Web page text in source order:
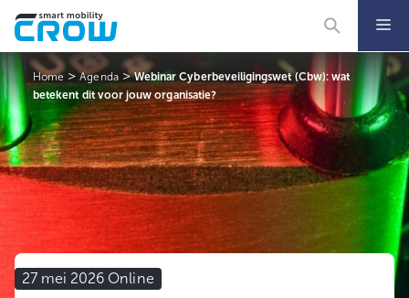
naar
de
inhoud
Home>Agenda>Webinar Cyberbeveiligingswet (Cbw): wat
betekent dit voor jouw organisatie?
27 mei 2026 Online